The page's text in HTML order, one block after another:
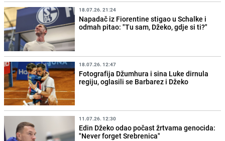
18.07.26. 21:24
Napadač iz Fiorentine stigao u Schalke i
odmah pitao: "Tu sam, Džeko, gdje si ti?"
18.07.26. 12:47
Fotografija Džumhura i sina Luke dirnula
regiju, oglasili se Barbarez i Džeko
11.07.26. 12:30
Edin Džeko odao počast žrtvama genocida:
"Never forget Srebrenica"